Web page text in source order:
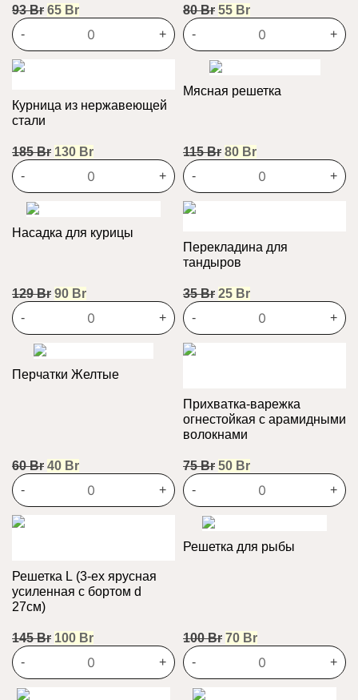
93Br Первоначальная
составляла
93 Br.
65 BrТекущая
65 Br.
- +
80Br Первоначальная
составляла
80 Br.
55 BrТекущая
55 Br.
- +
Курница из нержавеющей
стали
185Br Первоначальная
составляла
185 Br.
130 BrТекущая
130 Br.
- +
Мясная решетка
115Br Первоначальная
составляла
115 Br.
80 BrТекущая
80 Br.
- +
Насадка для курицы
129Br Первоначальная
составляла
129 Br.
90 BrТекущая
90 Br.
- +
Перекладина для
тандыров
35Br Первоначальная
составляла
35 Br.
25 BrТекущая
25 Br.
- +
Перчатки Желтые
60Br Первоначальная
составляла
60 Br.
40 BrТекущая
40 Br.
- +
Прихватка-варежка
огнестойкая с арамидными
волокнами
75Br Первоначальная
составляла
75 Br.
50 BrТекущая
50 Br.
- +
Решетка L (3-ех ярусная
усиленная с бортом d
27см)
145Br Первоначальная
составляла
145 Br.
100 BrТекущая
100 Br.
- +
Решетка для рыбы
100Br Первоначальная
составляла
100 Br.
70 BrТекущая
70 Br.
- +